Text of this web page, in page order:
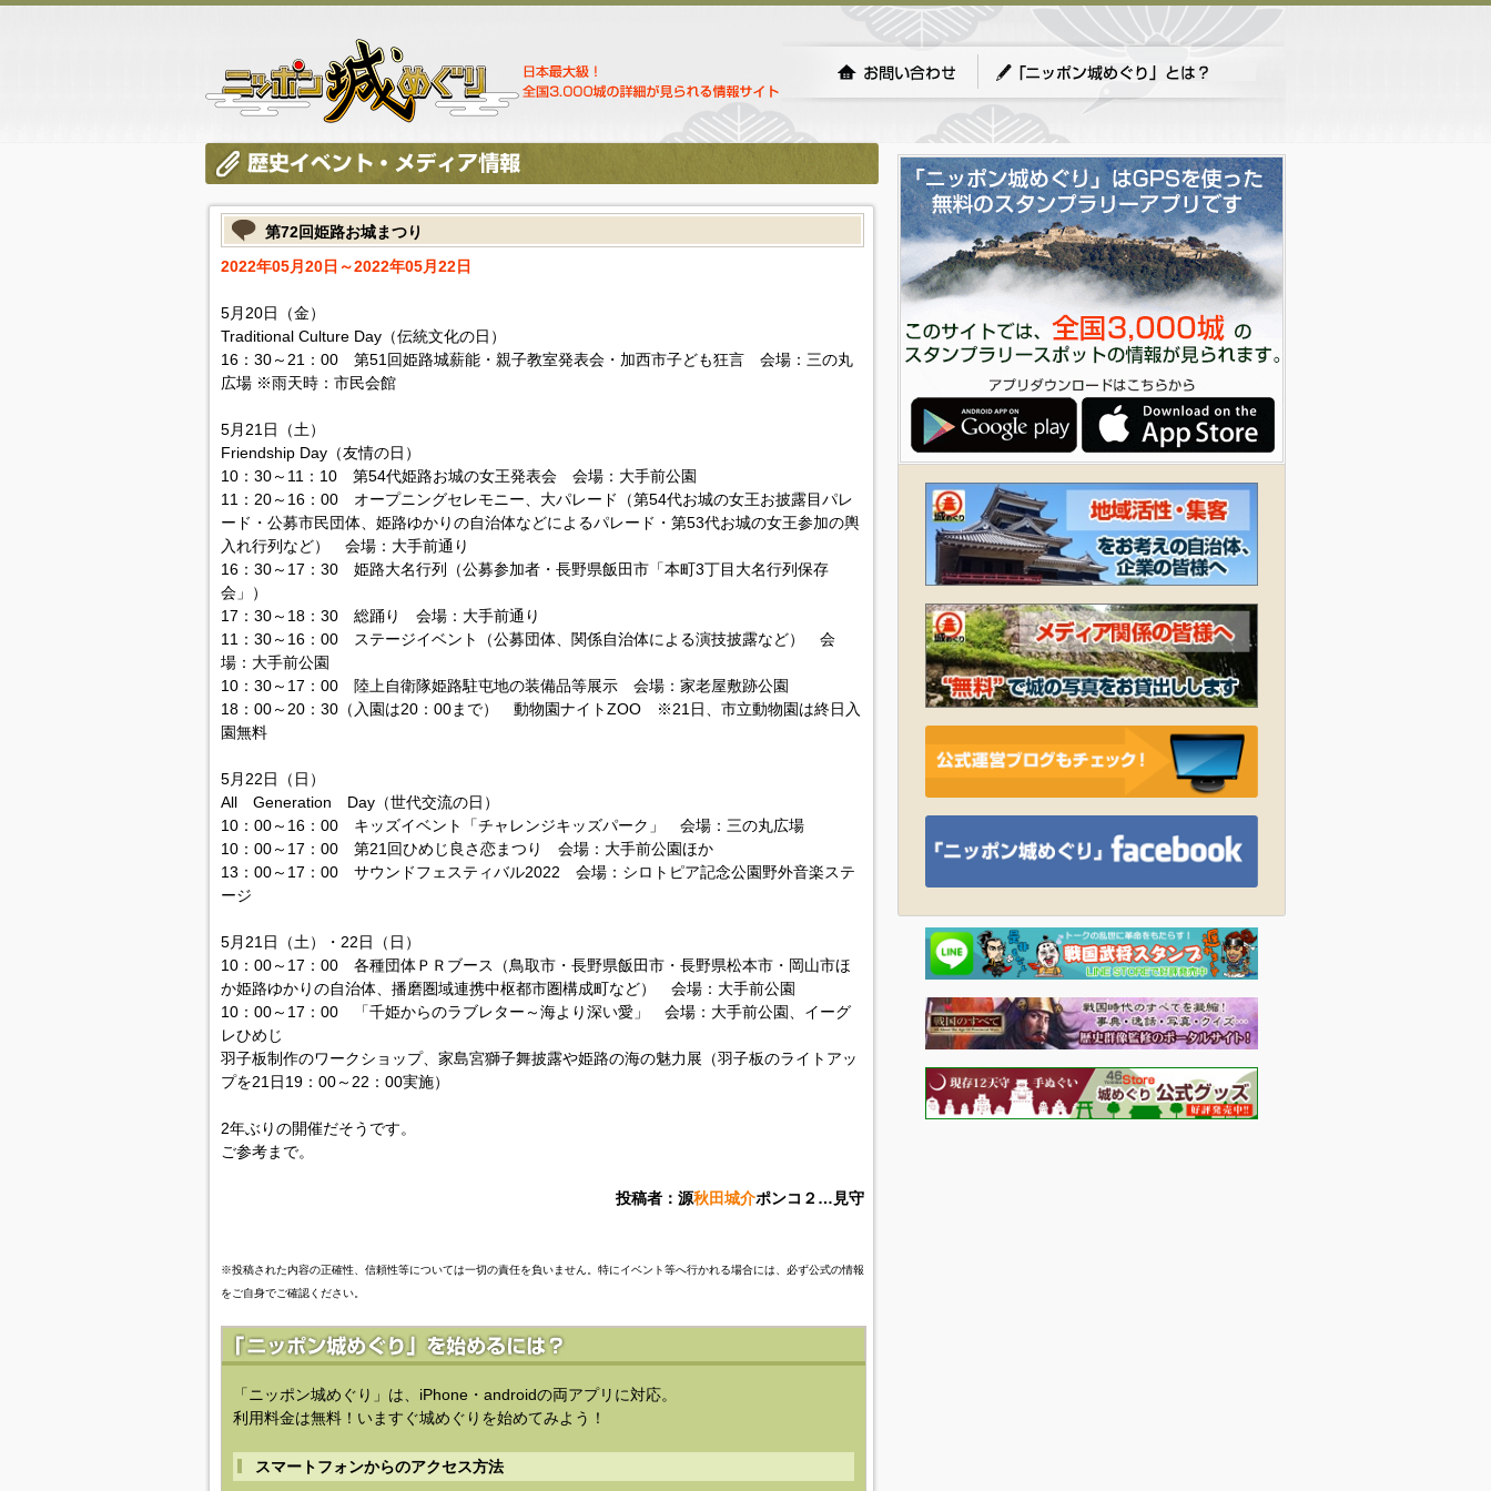
第72回姫路お城まつり
2022年05月20日～2022年05月22日
5月20日（金）
Traditional Culture Day（伝統文化の日）
16：30～21：00 第51回姫路城薪能・親子教室発表会・加西市子ども狂言 会場：三の丸
広場 ※雨天時：市民会館
5月21日（土）
Friendship Day（友情の日）
10：30～11：10 第54代姫路お城の女王発表会 会場：大手前公園
11：20～16：00 オープニングセレモニー、大パレード（第54代お城の女王お披露目パレ
ード・公募市民団体、姫路ゆかりの自治体などによるパレード・第53代お城の女王参加の輿
入れ行列など） 会場：大手前通り
16：30～17：30 姫路大名行列（公募参加者・長野県飯田市「本町3丁目大名行列保存
会」）
17：30～18：30 総踊り 会場：大手前通り
11：30～16：00 ステージイベント（公募団体、関係自治体による演技披露など） 会
場：大手前公園
10：30～17：00 陸上自衛隊姫路駐屯地の装備品等展示 会場：家老屋敷跡公園
18：00～20：30（入園は20：00まで） 動物園ナイトZOO ※21日、市立動物園は終日入
園無料
5月22日（日）
All Generation Day（世代交流の日）
10：00～16：00 キッズイベント「チャレンジキッズパーク」 会場：三の丸広場
10：00～17：00 第21回ひめじ良さ恋まつり 会場：大手前公園ほか
13：00～17：00 サウンドフェスティバル2022 会場：シロトピア記念公園野外音楽ステ
ージ
5月21日（土）・22日（日）
10：00～17：00 各種団体ＰＲブース（鳥取市・長野県飯田市・長野県松本市・岡山市ほ
か姫路ゆかりの自治体、播磨圏域連携中枢都市圏構成町など） 会場：大手前公園
10：00～17：00 「千姫からのラブレター～海より深い愛」 会場：大手前公園、イーグ
レひめじ
羽子板制作のワークショップ、家島宮獅子舞披露や姫路の海の魅力展（羽子板のライトアッ
プを21日19：00～22：00実施）
2年ぶりの開催だそうです。
ご参考まで。
投稿者：源秋田城介ポンコ２…見守
※投稿された内容の正確性、信頼性等については一切の責任を負いません。特にイベント等へ行かれる場合には、必ず公式の情報
をご自身でご確認ください。
「ニッポン城めぐり」は、iPhone・androidの両アプリに対応。
利用料金は無料！いますぐ城めぐりを始めてみよう！
スマートフォンからのアクセス方法